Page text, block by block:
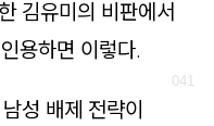
김유미의 비판에서
용하면 이렇다.
성 배제 전략이